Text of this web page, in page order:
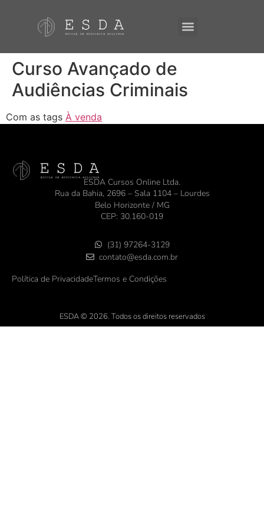
Curso Avançado de
Audiências Criminais
Com as tags À venda
ESDA Cursos Online Ltda.
Rua da Bahia, 2696 – Sala 1104 – Lourdes
Belo Horizonte / MG
CEP: 30.160-019
Política de PrivacidadeTermos e Condições
(31) 97264-3129
contato@esda.com.br
ESDA © 2026. Todos os direitos reservados